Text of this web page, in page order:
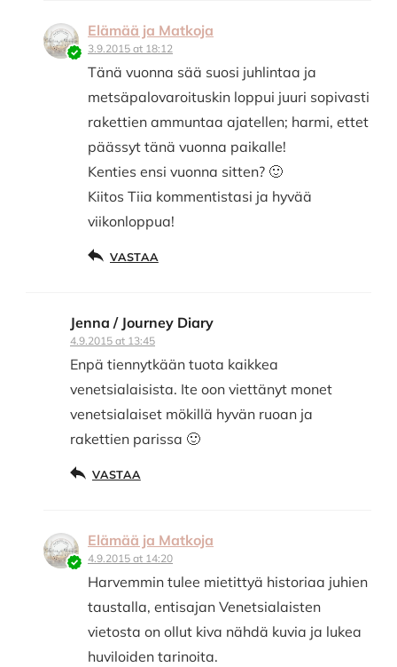
Elämää ja Matkoja
3.9.2015 at 18:12
Tänä vuonna sää suosi juhlintaa ja
metsäpalovaroituskin loppui juuri sopivasti
rakettien ammuntaa ajatellen; harmi, ettet
päässyt tänä vuonna paikalle!
Kenties ensi vuonna sitten? 🙂
Kiitos Tiia kommentistasi ja hyvää
viikonloppua!
VASTAA
Jenna / Journey Diary
4.9.2015 at 13:45
Enpä tiennytkään tuota kaikkea
venetsialaisista. Ite oon viettänyt monet
venetsialaiset mökillä hyvän ruoan ja
rakettien parissa 🙂
VASTAA
Elämää ja Matkoja
4.9.2015 at 14:20
Harvemmin tulee mietittyä historiaa juhien
taustalla, entisajan Venetsialaisten
vietosta on ollut kiva nähdä kuvia ja lukea
huviloiden tarinoita.